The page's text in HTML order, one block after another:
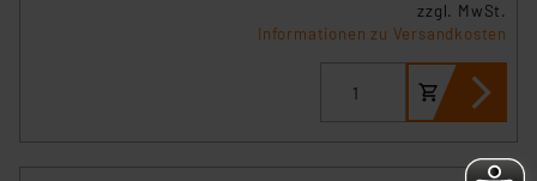
zzgl. MwSt.
Informationen zu Versandkosten